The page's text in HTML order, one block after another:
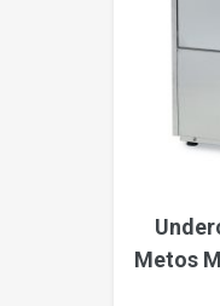
Metos